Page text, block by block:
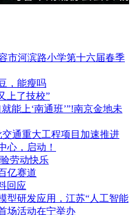
市河滨路小学第十六届春季
，能瘦吗
上了技校”
能上‘南通班’”!南京金地未
通重大工程项目加速推进
心，启动！
劳动快乐
亿赛道
回应
型研发应用，江苏“人工智能
场活动在宁举办